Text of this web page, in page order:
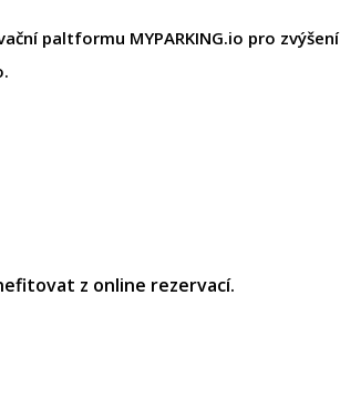
paltformu MYPARKING.io pro zvýšení
z online rezervací.